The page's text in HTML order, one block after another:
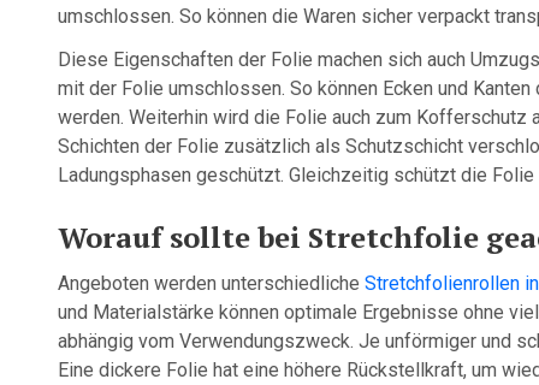
umschlossen. So können die Waren sicher verpackt
Diese Eigenschaften der Folie machen sich auch
mit der Folie umschlossen. So können Ecken und
werden. Weiterhin wird die Folie auch zum
Schichten der Folie zusätzlich als Schutzschicht
Ladungsphasen geschützt. Gleichzeitig schützt die
Worauf sollte bei Stretchfolie
Angeboten werden unterschiedliche Stretchfolienrollen
und Materialstärke können optimale Ergebnisse ohne
abhängig vom Verwendungszweck. Je unförmiger und
Eine dickere Folie hat eine höhere Rückstellkraft, um